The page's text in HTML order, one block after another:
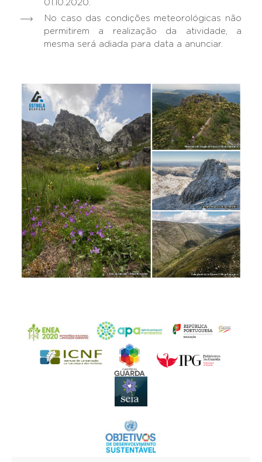
01.10.2020.
No caso das condições meteorológicas não
permitirem a realização da atividade, a
mesma será adiada para data a anunciar.